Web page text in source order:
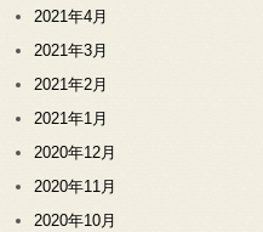
2021年4月
2021年3月
2021年2月
2021年1月
2020年12月
2020年11月
2020年10月